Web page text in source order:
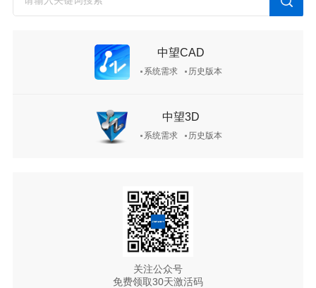
中望CAD
系统需求 历史版本
中望3D
系统需求 历史版本
关注公众号
免费领取30天激活码